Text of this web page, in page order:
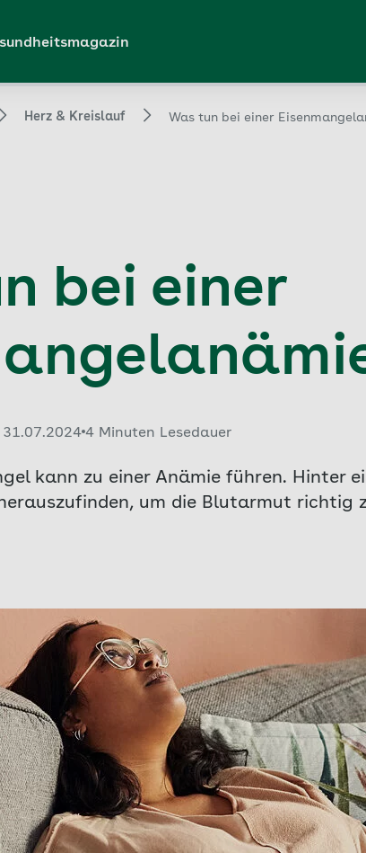
Herz & Kreislauf Was tun bei einer
bei einer
4 Minuten Lesedauer
kann zu einer Anämie führen. Hinter
um die Blutarmut richtig